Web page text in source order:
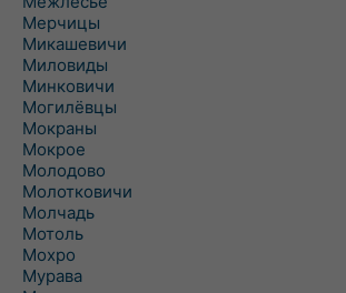
Мерчицы
Микашевичи
Миловиды
Минковичи
Могилёвцы
Мокраны
Мокрое
Молодово
Молотковичи
Молчадь
Мотоль
Мохро
Мурава